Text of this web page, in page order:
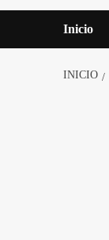
Inicio
INICIO